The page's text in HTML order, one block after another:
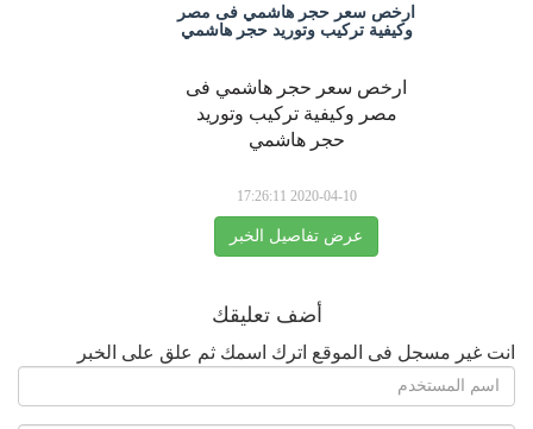
ارخص سعر حجر هاشمي فى مصر
وكيفية تركيب وتوريد حجر هاشمي
ارخص سعر حجر هاشمي فى
مصر وكيفية تركيب وتوريد
حجر هاشمي
2020-04-10 17:26:11
عرض تفاصيل الخبر
أضف تعليقك
انت غير مسجل فى الموقع اترك اسمك ثم علق على الخبر